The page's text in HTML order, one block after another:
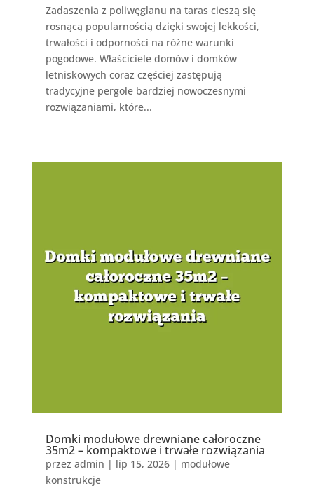
Zadaszenia z poliwęglanu na taras cieszą się
rosnącą popularnością dzięki swojej lekkości,
trwałości i odporności na różne warunki
pogodowe. Właściciele domów i domków
letniskowych coraz częściej zastępują
tradycyjne pergole bardziej nowoczesnymi
rozwiązaniami, które...
Domki modułowe drewniane całoroczne
35m2 – kompaktowe i trwałe rozwiązania
przez admin | lip 15, 2026| modułowe
konstrukcje